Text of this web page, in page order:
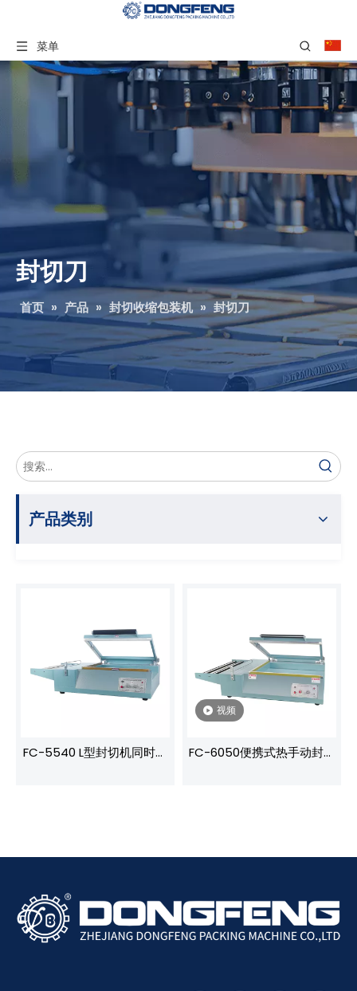
菜单
封切刀
首页 » 产品 » 封切收缩包装机 » 封切刀
产品类别
FC-5540 L型封切机同时封
视频
FC-6050便携式热手动封口